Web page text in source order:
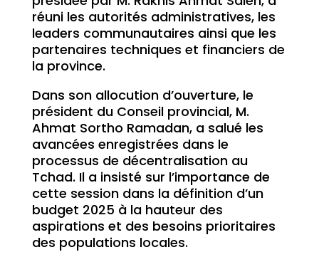
réuni les autorités administratives, les
leaders communautaires ainsi que les
partenaires techniques et financiers de
la province.
Dans son allocution d’ouverture, le
président du Conseil provincial, M.
Ahmat Sortho Ramadan, a salué les
avancées enregistrées dans le
processus de décentralisation au
Tchad. Il a insisté sur l’importance de
cette session dans la définition d’un
budget 2025 à la hauteur des
aspirations et des besoins prioritaires
des populations locales.